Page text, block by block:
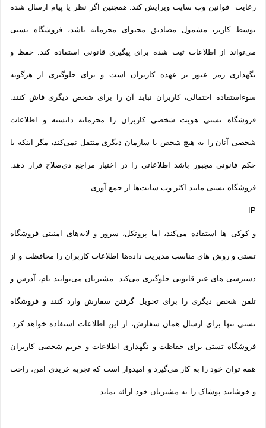
رعایت قوانین وب سایت ویرایش کند. همچنین اگر نظر یا پیام ارسال شده
توسط کاربر، مشمول مصادیق محتوای مجرمانه باشد، فروشگاه تستی
می‌تواند از اطلاعات ثبت شده برای پیگیری قانونی استفاده کند. حفظ و
نگهداری رمز عبور بر عهده کاربران است و برای جلوگیری از هرگونه
سوءاستفاده احتمالی، کاربران نباید آن را برای شخص دیگری فاش کنند.
فروشگاه تستی هویت شخصی کاربران را محرمانه دانسته و اطلاعات
شخصی آنان را به هیچ شخص یا سازمان دیگری منتقل نمی‌کند، مگر اینکه با
حکم قانونی مجبور باشد اطلاعاتی را در اختیار مراجع ذی‌صلاح قرار دهد.
فروشگاه تستی مانند اکثر وب سایت‌ها از جمع آوری
IP
و کوکی ‌ها استفاده می‌کند، اما پروتکل، سرور و لایه‌های امنیتی فروشگاه
تستی و روش‌ های مناسب مدیریت داده‌ها اطلاعات کاربران را محافظت و از
دسترسی‌ های غیر قانونی جلوگیری می‌کند. مشتریان می‌توانند نام، آدرس و
تلفن شخص دیگری را برای تحویل گرفتن سفارش وارد کنند و فروشگاه
تستی تنها برای ارسال همان سفارش، از این اطلاعات استفاده خواهد کرد.
فروشگاه تستی برای حفاظت و نگهداری اطلاعات و حریم شخصی کاربران
همه­ توان خود را به کار می‌گیرد و امیدوار است که تجربه‌ خریدی امن، راحت
و خوشایند پوشاک را به مشتریان خود ارائه نماید.